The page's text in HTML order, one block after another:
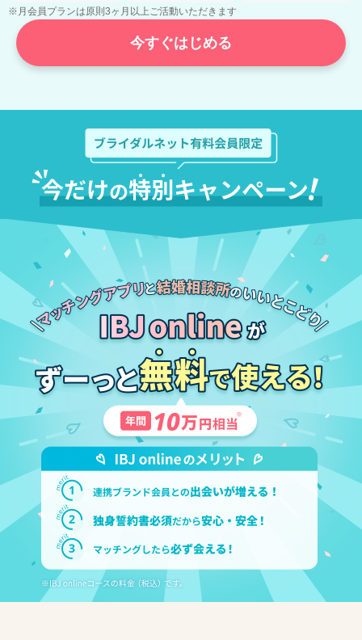
※月会員プランは原則3ヶ月以上ご活動いただきます
今すぐはじめる